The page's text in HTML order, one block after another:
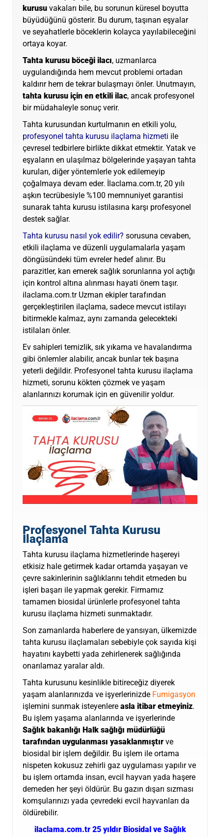
kurusu vakaları bile, bu sorunun küresel boyutta
büyüdüğünü gösterir. Bu durum, taşınan eşyalar
ve seyahatlerle böceklerin kolayca yayılabileceğini
ortaya koyar.
Tahta kurusu böceği ilacı, uzmanlarca
uygulandığında hem mevcut problemi ortadan
kaldırır hem de tekrar bulaşmayı önler. Unutmayın,
tahta kurusu için en etkili ilac, ancak profesyonel
bir müdahaleyle sonuç verir.
Tahta kurusundan kurtulmanın en etkili yolu,
profesyonel tahta kurusu ilaçlama hizmeti ile
çevresel tedbirlere birlikte dikkat etmektir. Yatak ve
eşyaların en ulaşılmaz bölgelerinde yaşayan tahta
kuruları, diğer yöntemlerle yok edilemeyip
çoğalmaya devam eder. İlaclama.com.tr, 20 yılı
aşkın tecrübesiyle %100 memnuniyet garantisi
sunarak tahta kurusu istilasına karşı profesyonel
destek sağlar.
Tahta kurusu nasıl yok edilir? sorusuna cevaben,
etkili ilaçlama ve düzenli uygulamalarla yaşam
döngüsündeki tüm evreler hedef alınır. Bu
parazitler, kan emerek sağlık sorunlarına yol açtığı
için kontrol altına alınması hayati önem taşır.
ilaclama.com.tr Uzman ekipler tarafından
gerçekleştirilen ilaçlama, sadece mevcut istilayı
bitirmekle kalmaz, aynı zamanda gelecekteki
istilaları önler.
Ev sahipleri temizlik, sık yıkama ve havalandırma
gibi önlemler alabilir, ancak bunlar tek başına
yeterli değildir. Profesyonel tahta kurusu ilaçlama
hizmeti, sorunu kökten çözmek ve yaşam
alanlarınızı korumak için en güvenilir yoldur.
Profesyonel Tahta Kurusu
İlaçlama
Tahta kurusu ilaçlama hizmetlerinde haşereyi
etkisiz hale getirmek kadar ortamda yaşayan ve
çevre sakinlerinin sağlıklarını tehdit etmeden bu
işleri başarı ile yapmak gerekir. Firmamız
tamamen biosidal ürünlerle profesyonel tahta
kurusu ilaçlama hizmeti sunmaktadır.
Son zamanlarda haberlere de yansıyan, ülkemizde
tahta kurusu ilaçlamaları sebebiyle çok sayıda kişi
hayatını kaybetti yada zehirlenerek sağlığında
onarılamaz yaralar aldı.
Tahta kurusunu kesinlikle bitireceğiz diyerek
yaşam alanlarınızda ve işyerlerinizde Fumigasyon
işlemini sunmak isteyenlereasla itibar etmeyiniz.
Bu işlem yaşama alanlarında ve işyerlerinde
Sağlık bakanlığı Halk sağlığı müdürlüğü
tarafından uygulanması yasaklanmıştır ve
biosidal bir işlem değildir. Bu işlem ile ortama
nispeten kokusuz zehirli gaz uygulaması yapılır ve
bu işlem ortamda insan, evcil hayvan yada haşere
demeden her şeyi öldürür. Bu gazın dışarı sızması
komşularınızı yada çevredeki evcil hayvanları da
öldürebilir.
ilaclama.com.tr 25 yıldır Biosidal ve Sağlık